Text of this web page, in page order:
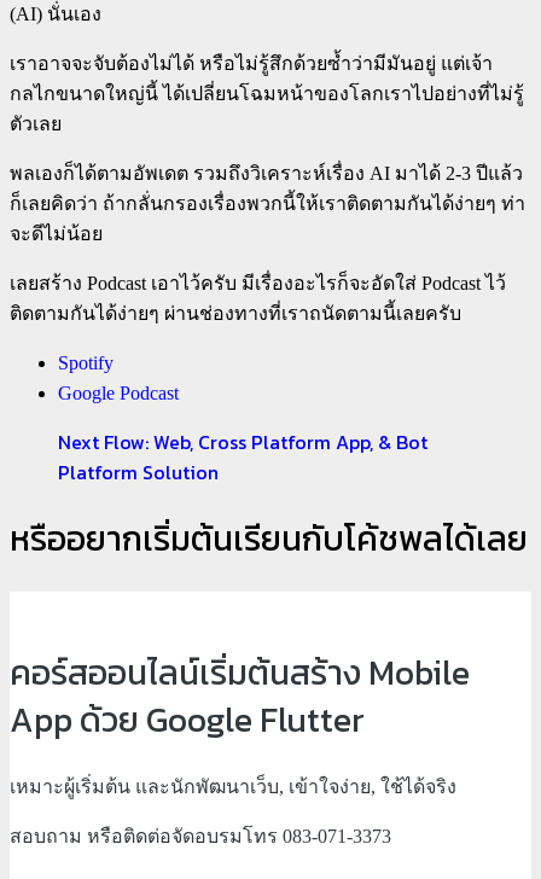
(AI) นั่นเอง
เราอาจจะจับต้องไม่ได้ หรือไม่รู้สึกด้วยซ้ำว่ามีมันอยู่ แต่เจ้า
กลไกขนาดใหญ่นี้ ได้เปลี่ยนโฉมหน้าของโลกเราไปอย่างที่ไม่รู้
ตัวเลย
พลเองก็ได้ตามอัพเดต รวมถึงวิเคราะห์เรื่อง AI มาได้ 2-3 ปีแล้ว
ก็เลยคิดว่า ถ้ากลั่นกรองเรื่องพวกนี้ให้เราติดตามกันได้ง่ายๆ ท่า
จะดีไม่น้อย
เลยสร้าง Podcast เอาไว้ครับ มีเรื่องอะไรก็จะอัดใส่ Podcast ไว้
ติดตามกันได้ง่ายๆ ผ่านช่องทางที่เราถนัดตามนี้เลยครับ
Spotify
Google Podcast
Next Flow: Web, Cross Platform App, & Bot
Platform Solution
หรืออยากเริ่มต้นเรียนกับโค้ชพลได้เลย
คอร์สออนไลน์เริ่มต้นสร้าง Mobile
App ด้วย Google Flutter
เหมาะผู้เริ่มต้น และนักพัฒนาเว็บ, เข้าใจง่าย, ใช้ได้จริง
สอบถาม หรือติดต่อจัดอบรมโทร 083-071-3373